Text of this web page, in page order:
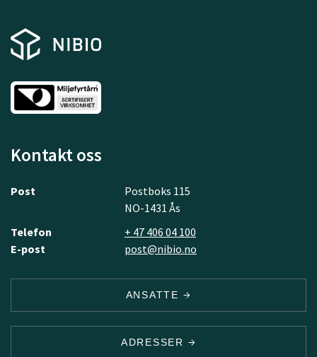
Kontakt oss
Post
Postboks 115
NO-1431 Ås
Telefon
+ 47 406 04 100
E-post
post@nibio.no
ANSATTE
ADRESSER